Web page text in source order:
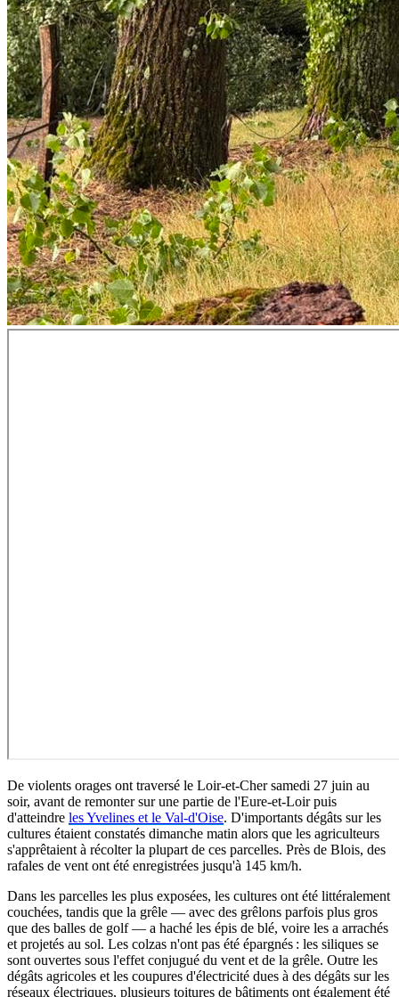
De violents orages ont traversé le Loir-et-Cher samedi 27 juin au
soir, avant de remonter sur une partie de l'Eure-et-Loir puis
d'atteindre les Yvelines et le Val-d'Oise. D'importants dégâts sur les
cultures étaient constatés dimanche matin alors que les agriculteurs
s'apprêtaient à récolter la plupart de ces parcelles. Près de Blois, des
rafales de vent ont été enregistrées jusqu'à 145 km/h.
Dans les parcelles les plus exposées, les cultures ont été littéralement
couchées, tandis que la grêle — avec des grêlons parfois plus gros
que des balles de golf — a haché les épis de blé, voire les a arrachés
et projetés au sol. Les colzas n'ont pas été épargnés : les siliques se
sont ouvertes sous l'effet conjugué du vent et de la grêle. Outre les
dégâts agricoles et les coupures d'électricité dues à des dégâts sur les
réseaux électriques, plusieurs toitures de bâtiments ont également été